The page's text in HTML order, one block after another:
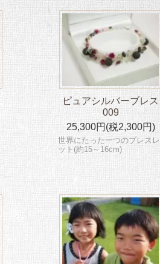
ピュアシルバーブレス
009
25,300円(税2,300円)
世界にたった一つのブレスレ
ット(約15～16cm)